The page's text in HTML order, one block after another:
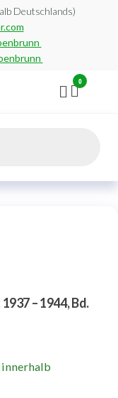
Deutschlands)
0
– 1944, Bd.